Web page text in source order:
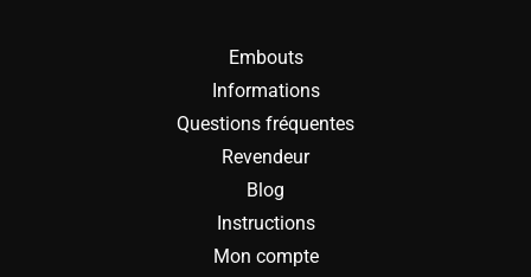
Embouts
Informations
Questions fréquentes
Revendeur
Blog
Instructions
Mon compte